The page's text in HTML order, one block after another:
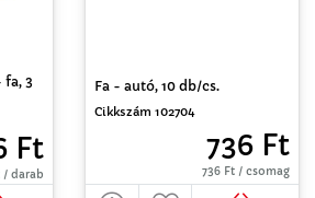
fa, 3
Ft
/ darab
Fa - autó, 10 db/cs.
Cikkszám 102704
736 Ft
736 Ft / csomag